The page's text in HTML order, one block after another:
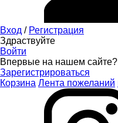
Вход / Регистрация
Здраствуйте
Войти
Впервые на нашем сайте?
Зарегистрироваться
Корзина Лента пожеланий